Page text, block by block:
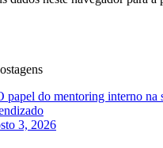
3, 2026